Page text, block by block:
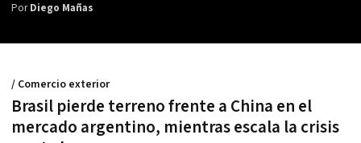
PorDiego Mañas
Brasil pierde terreno frente a China en el
mercado argentino, mientras escala la crisis
/ Comercio exterior